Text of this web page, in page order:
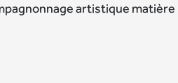
artistique matière